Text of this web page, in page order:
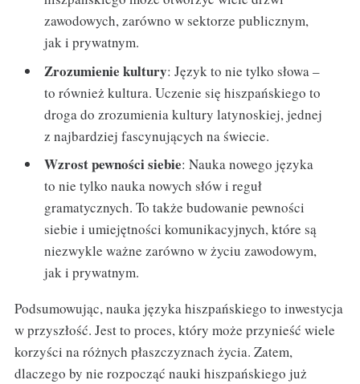
zawodowych, zarówno w sektorze publicznym,
jak i prywatnym.
Zrozumienie kultury: Język to nie tylko słowa –
to również kultura. Uczenie się hiszpańskiego to
droga do zrozumienia kultury latynoskiej, jednej
z najbardziej fascynujących na świecie.
Wzrost pewności siebie: Nauka nowego języka
to nie tylko nauka nowych słów i reguł
gramatycznych. To także budowanie pewności
siebie i umiejętności komunikacyjnych, które są
niezwykle ważne zarówno w życiu zawodowym,
jak i prywatnym.
Podsumowując, nauka języka hiszpańskiego to inwestycja
w przyszłość. Jest to proces, który może przynieść wiele
korzyści na różnych płaszczyznach życia. Zatem,
dlaczego by nie rozpocząć nauki hiszpańskiego już